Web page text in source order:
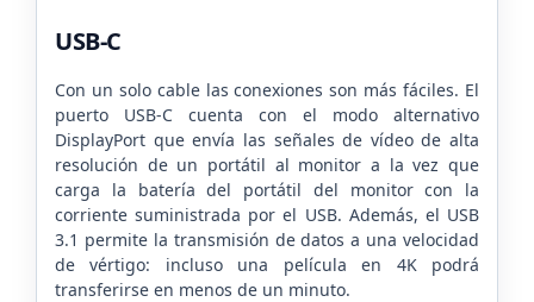
USB-C
Con un solo cable las conexiones son más fáciles. El
puerto USB-C cuenta con el modo alternativo
DisplayPort que envía las señales de vídeo de alta
resolución de un portátil al monitor a la vez que
carga la batería del portátil del monitor con la
corriente suministrada por el USB. Además, el USB
3.1 permite la transmisión de datos a una velocidad
de vértigo: incluso una película en 4K podrá
transferirse en menos de un minuto.